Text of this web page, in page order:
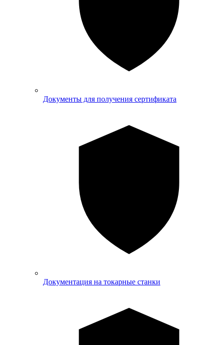
Документы для получения сертификата
Документация на токарные станки